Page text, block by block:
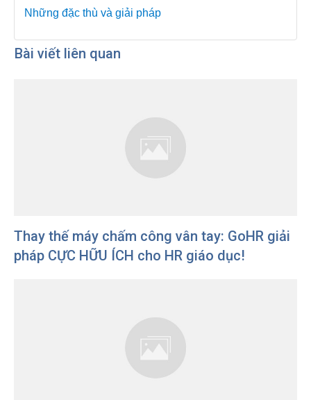
Những đặc thù và giải pháp
Bài viết liên quan
Thay thế máy chấm công vân tay: GoHR giải
pháp CỰC HỮU ÍCH cho HR giáo dục!